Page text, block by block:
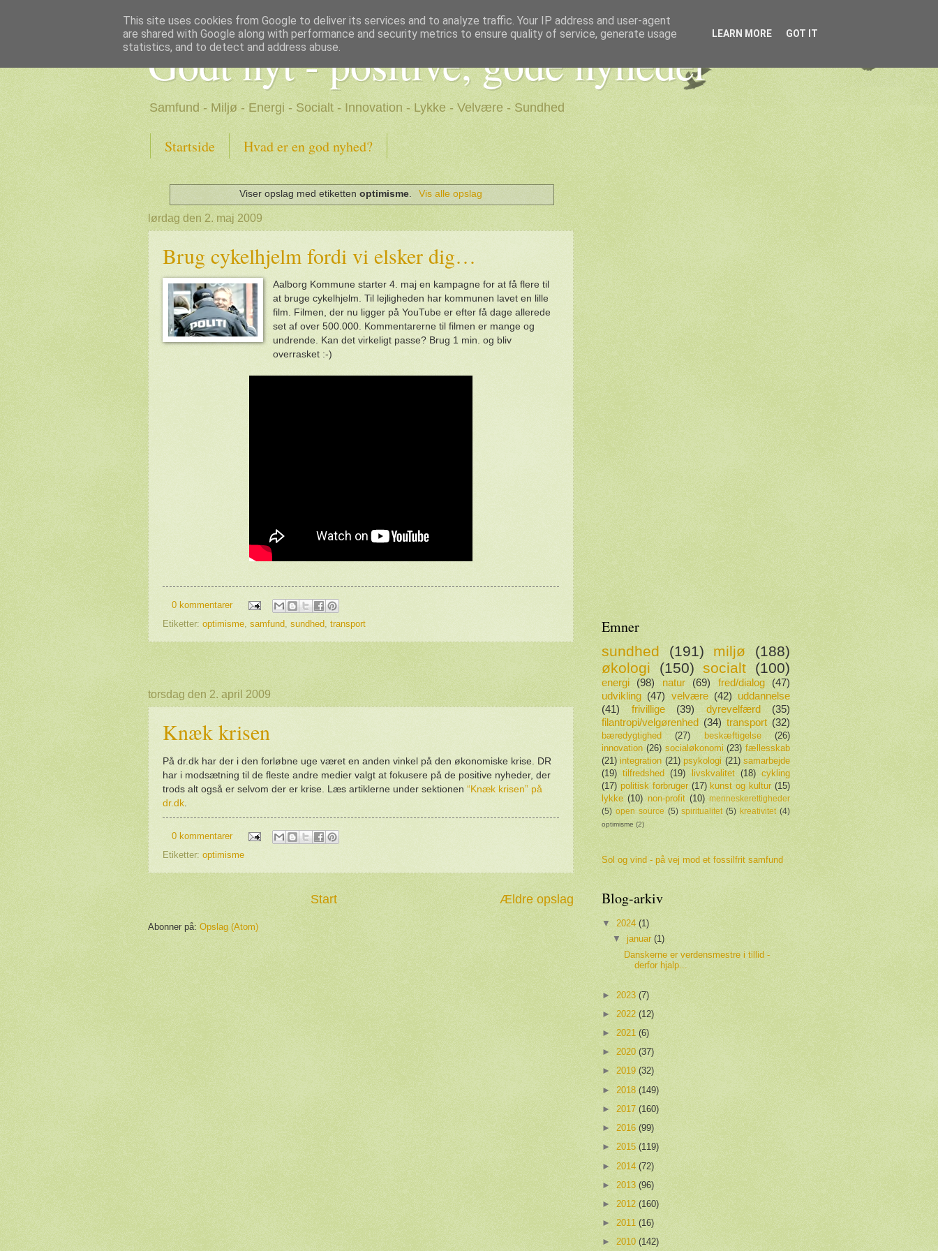
Godt nyt - positive, gode nyheder
Samfund - Miljø - Energi - Socialt - Innovation - Lykke - Velvære - Sundhed
Startside Hvad er en god nyhed?
Viser opslag med etikettenoptimisme. Vis alle opslag
lørdag den 2. maj 2009
Brug cykelhjelm fordi vi elsker dig…
Aalborg Kommune starter 4. maj en kampagne for at få flere til
at bruge cykelhjelm. Til lejligheden har kommunen lavet en lille
film. Filmen, der nu ligger på YouTube er efter få dage allerede
set af over 500.000. Kommentarerne til filmen er mange og
undrende. Kan det virkeligt passe? Brug 1 min. og bliv
overrasket :-)
0 kommentarer
Etiketter: optimisme samfund sundhed transport
torsdag den 2. april 2009
Knæk krisen
På dr.dk har der i den forløbne uge været en anden vinkel på den økonomiske krise. DR
har i modsætning til de fleste andre medier valgt at fokusere på de positive nyheder, der
trods alt også er selvom der er krise. Læs artiklerne under sektionen “Knæk krisen” på
dr.dk.
0 kommentarer
Etiketter: optimisme
Ældre opslag
Start
Abonner på: Opslag (Atom)
Emner
sundhed (191) miljø
(188)
økologi
(150) socialt (100)
energi (98) natur (69) fred/dialog
(47)
udvikling (47) velvære (42) uddannelse
(41)
frivillige (39) dyrevelfærd
(35)
filantropi/velgørenhed (34) transport (32)
bæredygtighed (27) beskæftigelse
(26)
innovation (26) socialøkonomi (23) fællesskab
(21) integration (21) psykologi (21) samarbejde
(19) tilfredshed (19) livskvalitet (18) cykling
(17) politisk forbruger (17) kunst og kultur (15)
lykke (10) non-profit (10) menneskerettigheder
(5) open source (5) spiritualitet (5) kreativitet (4)
optimisme (2)
Sol og vind - på vej mod et fossilfrit samfund
Blog-arkiv
▼ 2024 (1)
▼januar(1)
Danskerne er verdensmestre i tillid -
derfor hjalp...
► 2023 (7)
► 2022 (12)
► 2021 (6)
► 2020 (37)
► 2019 (32)
► 2018 (149)
► 2017 (160)
► 2016 (99)
► 2015 (119)
► 2014 (72)
► 2013 (96)
► 2012 (160)
► 2011 (16)
► 2010 (142)
This site uses cookies from Google to deliver its services and to analyze traffic. Your IP address and user-agent
are shared with Google along with performance and security metrics to ensure quality of service, generate usage
statistics, and to detect and address abuse.
LEARN MORE GOT IT